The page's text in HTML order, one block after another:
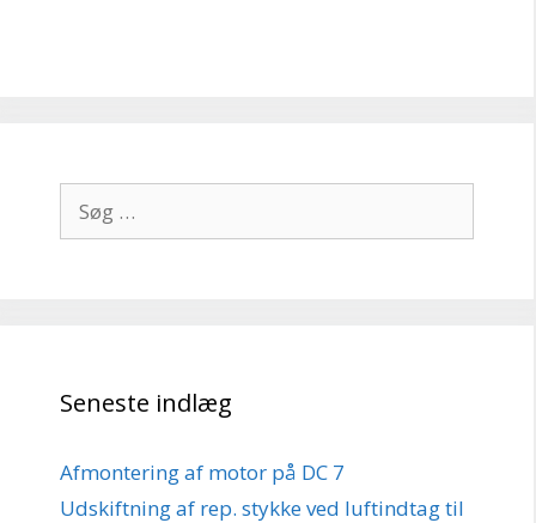
efter:
Seneste indlæg
Afmontering af motor på DC 7
Udskiftning af rep. stykke ved luftindtag til